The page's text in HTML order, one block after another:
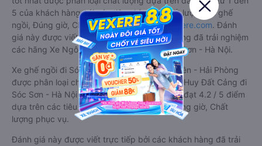
5 của khách hàng với các tiêu chí như: Chất lượng xe ghế
ngồi, Đúng giờ, Chất lượng phục vụ trênVexere.com. Đánh
giá này được viết trực tiếp bởi các khách hàng đã trải nghiệm
các hãng Xe Ngô Quyền - Hải Phòng đi Sóc Sơn - Hà Nội.
Xe ghế ngồi đi Sóc Sơn - Hà Nội từ Ngô Quyền - Hải Phòng
được phân loại chất lượng tốt nhất là xe Anh Huy Đất Cảng đi
Sóc Sơn - Hà Nội từ Ngô Quyền - Hải Phòng đạt 4.2 / 5 điểm
dựa trên các tiêu chí như: Chất lượng xe, Đúng giờ, Chất
lượng phục vụ.
Đánh giá này được viết trực tiếp bởi các khách hàng đã trải